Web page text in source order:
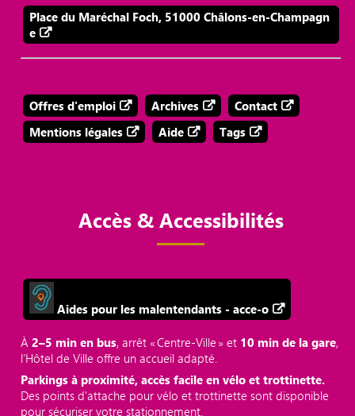
Place du Maréchal Foch, 51000 Châlons-en-Champagn
e
Offres d'emploi Archives
Contact
Mentions légales
Aide Tags
Accès & Accessibilités
Aides pour les malentendants - acce-o
À2–5 min en bus, arrêt « Centre‑Ville » et 10 min de la gare,
l’Hôtel de Ville offre un accueil adapté.
Parkings à proximité, accès facile en vélo et trottinette.
Des points d'attache pour vélo et trottinette sont disponible
pour sécuriser votre stationnement.